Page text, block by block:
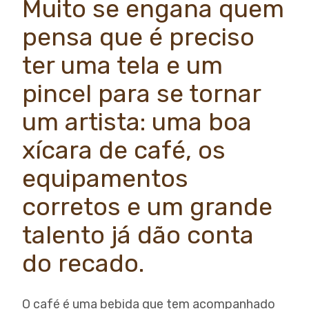
Muito se engana quem
pensa que é preciso
ter uma tela e um
pincel para se tornar
um artista: uma boa
xícara de café, os
equipamentos
corretos e um grande
talento já dão conta
do recado.
O café é uma bebida que tem acompanhado